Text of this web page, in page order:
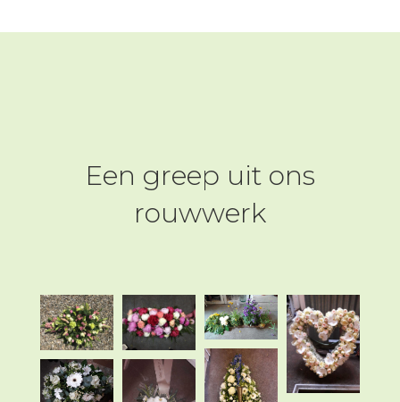
Een greep uit ons
rouwwerk